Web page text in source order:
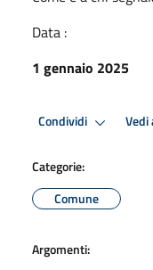
Data :
1 gennaio 2025
Condividi Vedi
Categorie:
Comune
Argomenti: